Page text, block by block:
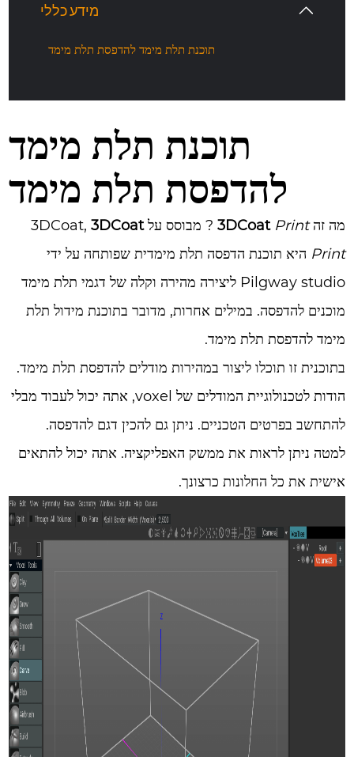
מידע כללי
תוכנת תלת מימד להדפסת תלת מימד
תוכנת תלת מימד
להדפסת תלת מימד
מה זה 3DCoat Print ? מבוסס על 3DCoat,3DCoat
Print היא תוכנת הדפסה תלת מימדית שפותחה על ידי
Pilgway studio ליצירה מהירה וקלה של דגמי תלת מימד
מוכנים להדפסה. במילים אחרות, מדובר בתוכנת מידול תלת
מימד להדפסת תלת מימד.
בתוכנית זו תוכלו ליצור במהירות מודלים להדפסת תלת מימד.
הודות לטכנולוגיית המודלים של voxel, אתה יכול לעבוד מבלי
להתחשב בפרטים הטכניים. ניתן גם להכין דגם להדפסה.
למטה ניתן לראות את ממשק האפליקציה. אתה יכול להתאים
אישית את כל החלונות כרצונך.